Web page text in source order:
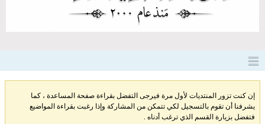
إن كنت تزور المنتديات لأول مرة فيرجى التفضل بقراءة صفحة المساعدة ، كما
يشرفنا أن تقوم بالتسجيل لكي تتمكن من المشاركة وإذا رغبت بقراءة المواضيع
فتفضل بزيارة القسم الذي ترغب أدناه .